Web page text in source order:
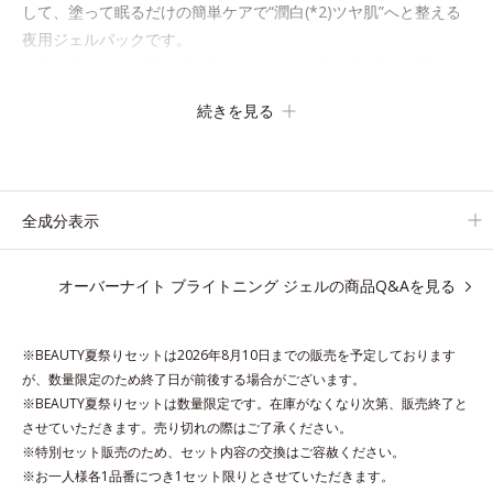
して、塗って眠るだけの簡単ケアで“潤白(*2)ツヤ肌”へと整える
夜用ジェルパックです。
やすい肌環境を叶えます。
っちり質感に、最後はなめらかな水膜へと3変化。
ーします。
*1 メラニンの生成を抑え、シミ・ソバカスを防ぐ
*2 美白（メラニンの生成を抑え、シミ・ソバカスを防ぐ）と保
湿のこと
続きを見る
全成分表示
オーバーナイト ブライトニング ジェルの商品Q&Aを見る
※BEAUTY夏祭りセットは2026年8月10日までの販売を予定しております
が、数量限定のため終了日が前後する場合がございます。
※BEAUTY夏祭りセットは数量限定です。在庫がなくなり次第、販売終了と
させていただきます。売り切れの際はご了承ください。
※特別セット販売のため、セット内容の交換はご容赦ください。
※お一人様各1品番につき1セット限りとさせていただきます。